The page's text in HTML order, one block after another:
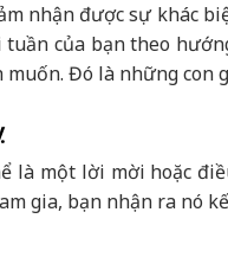
nhận được sự khác
của bạn theo
Đó là những con
là một lời mời hoặc
gia, bạn nhận ra nó